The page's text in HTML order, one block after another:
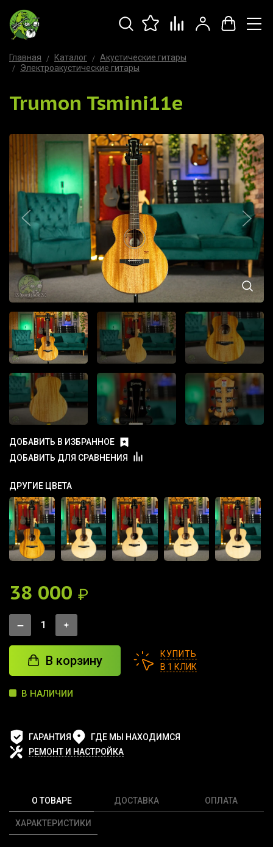
Главная Каталог
Акустические гитары
Электроакустические гитары
Trumon Tsmini11e
ДОБАВИТЬ В ИЗБРАННОЕ
ДОБАВИТЬ ДЛЯ СРАВНЕНИЯ
ДРУГИЕ ЦВЕТА
38 000 ₽
В корзину
КУПИТЬ
В 1 КЛИК
В НАЛИЧИИ
ГАРАНТИЯ
ГДЕ МЫ НАХОДИМСЯ
РЕМОНТ И НАСТРОЙКА
О ТОВАРЕ
ХАРАКТЕРИСТИКИ
ДОСТАВКА ОПЛАТА